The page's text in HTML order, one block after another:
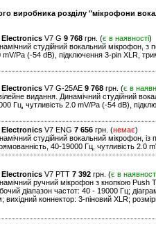
виробника розділу "мікрофони
Electronics V7 G 9 768 грн. (є в наявності)
студійний вокальний мікрофон, з
mV/Pa (-54 dB), підключення 3-pin XLR,
Electronics V7 G-25AE 9 768 грн. (є в
видання. Динамічний студійний
Гц, чутливість 2.0 mV/Pa (-54 dB),
Electronics V7 ENG 7 656 грн. (немає)
студійний вокальний мікрофон,
40-19000 Гц, чутливість 2.0
Electronics V7 PTT 7 392 грн. (є в
ручний мікрофон з кнопкою Push
діапазон частот: 40 - 19000 Гц;
вихідний коннектор: 3-піновий XLR;